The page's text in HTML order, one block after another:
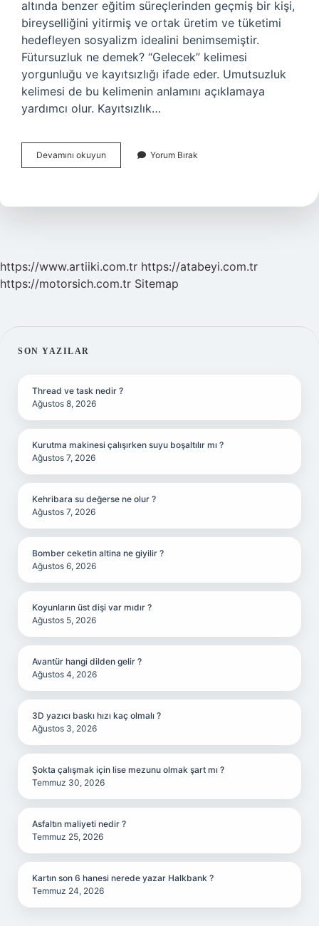
altında benzer eğitim süreçlerinden geçmiş bir kişi,
bireyselliğini yitirmiş ve ortak üretim ve tüketimi
hedefleyen sosyalizm idealini benimsemiştir.
Fütursuzluk ne demek? “Gelecek” kelimesi
yorgunluğu ve kayıtsızlığı ifade eder. Umutsuzluk
kelimesi de bu kelimenin anlamını açıklamaya
yardımcı olur. Kayıtsızlık…
Devamını okuyun
Insan
Yorum Bırak
https://www.artiiki.com.tr https://atabeyi.com.tr
https://motorsich.com.tr Sitemap
SIDEBAR
SON YAZILAR
Thread ve task nedir ?
Ağustos 8, 2026
Kurutma makinesi çalışırken suyu boşaltılır mı ?
Ağustos 7, 2026
Kehribara su değerse ne olur ?
Ağustos 7, 2026
Bomber ceketin altina ne giyilir ?
Ağustos 6, 2026
Koyunların üst dişi var mıdır ?
Ağustos 5, 2026
Avantür hangi dilden gelir ?
Ağustos 4, 2026
3D yazıcı baskı hızı kaç olmalı ?
Ağustos 3, 2026
Şokta çalışmak için lise mezunu olmak şart mı ?
Temmuz 30, 2026
Asfaltın maliyeti nedir ?
Temmuz 25, 2026
Kartın son 6 hanesi nerede yazar Halkbank ?
Temmuz 24, 2026